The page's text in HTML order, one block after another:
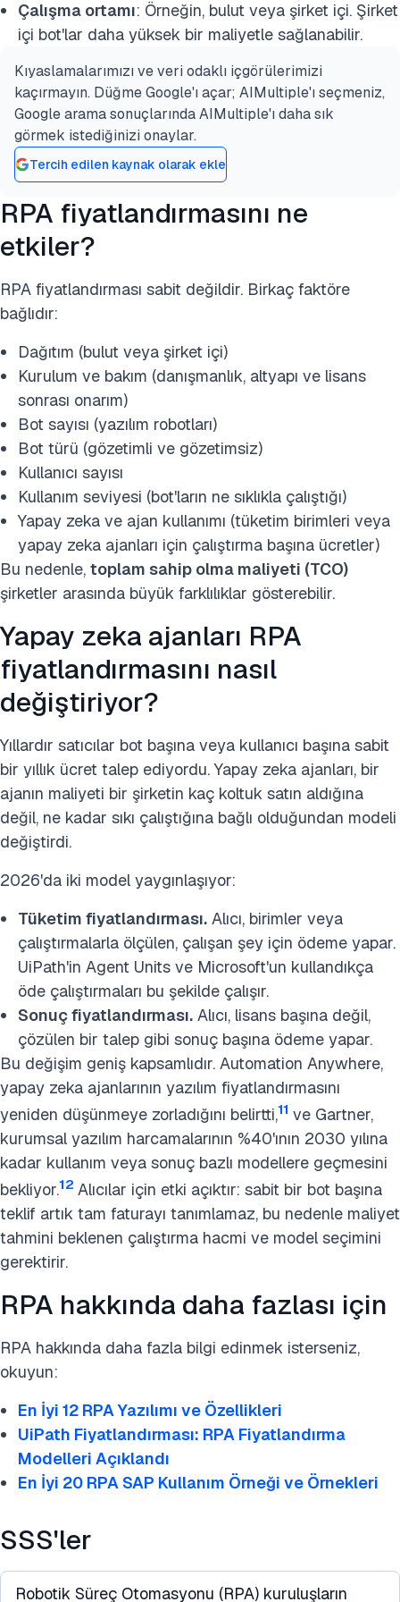
Çalışma ortamı: Örneğin, bulut veya şirket içi. Şirket
içi bot'lar daha yüksek bir maliyetle sağlanabilir.
Kıyaslamalarımızı ve veri odaklı içgörülerimizi
kaçırmayın. Düğme Google'ı açar; AIMultiple'ı seçmeniz,
Google arama sonuçlarında AIMultiple'ı daha sık
görmek istediğinizi onaylar.
Tercih edilen kaynak olarak ekle
RPA fiyatlandırmasını ne
etkiler?
RPA fiyatlandırması sabit değildir. Birkaç faktöre
bağlıdır:
Dağıtım (bulut veya şirket içi)
Kurulum ve bakım (danışmanlık, altyapı ve lisans
sonrası onarım)
Bot sayısı (yazılım robotları)
Bot türü (gözetimli ve gözetimsiz)
Kullanıcı sayısı
Kullanım seviyesi (bot'ların ne sıklıkla çalıştığı)
Yapay zeka ve ajan kullanımı (tüketim birimleri veya
yapay zeka ajanları için çalıştırma başına ücretler)
Bu nedenle, toplam sahip olma maliyeti (TCO)
şirketler arasında büyük farklılıklar gösterebilir.
Yapay zeka ajanları RPA
fiyatlandırmasını nasıl
değiştiriyor?
Yıllardır satıcılar bot başına veya kullanıcı başına sabit
bir yıllık ücret talep ediyordu. Yapay zeka ajanları, bir
ajanın maliyeti bir şirketin kaç koltuk satın aldığına
değil, ne kadar sıkı çalıştığına bağlı olduğundan modeli
değiştirdi.
2026'da iki model yaygınlaşıyor:
Tüketim fiyatlandırması. Alıcı, birimler veya
çalıştırmalarla ölçülen, çalışan şey için ödeme yapar.
UiPath'in Agent Units ve Microsoft'un kullandıkça
öde çalıştırmaları bu şekilde çalışır.
Sonuç fiyatlandırması. Alıcı, lisans başına değil,
çözülen bir talep gibi sonuç başına ödeme yapar.
Bu değişim geniş kapsamlıdır. Automation Anywhere,
yapay zeka ajanlarının yazılım fiyatlandırmasını
yeniden düşünmeye zorladığını belirtti,11 ve Gartner,
kurumsal yazılım harcamalarının %40'ının 2030 yılına
kadar kullanım veya sonuç bazlı modellere geçmesini
bekliyor.12 Alıcılar için etki açıktır: sabit bir bot başına
teklif artık tam faturayı tanımlamaz, bu nedenle maliyet
tahmini beklenen çalıştırma hacmi ve model seçimini
gerektirir.
RPA hakkında daha fazlası için
RPA hakkında daha fazla bilgi edinmek isterseniz,
okuyun:
En İyi 12 RPA Yazılımı ve Özellikleri
UiPath Fiyatlandırması: RPA Fiyatlandırma
Modelleri Açıklandı
En İyi 20 RPA SAP Kullanım Örneği ve Örnekleri
SSS'ler
Robotik Süreç Otomasyonu (RPA) kuruluşların